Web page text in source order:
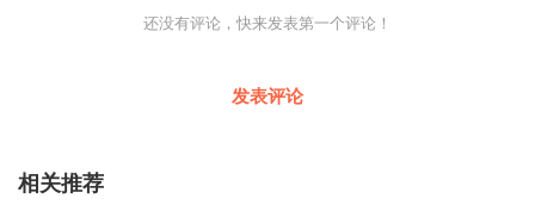
还没有评论，快来发表第一个评论！
发表评论
相关推荐